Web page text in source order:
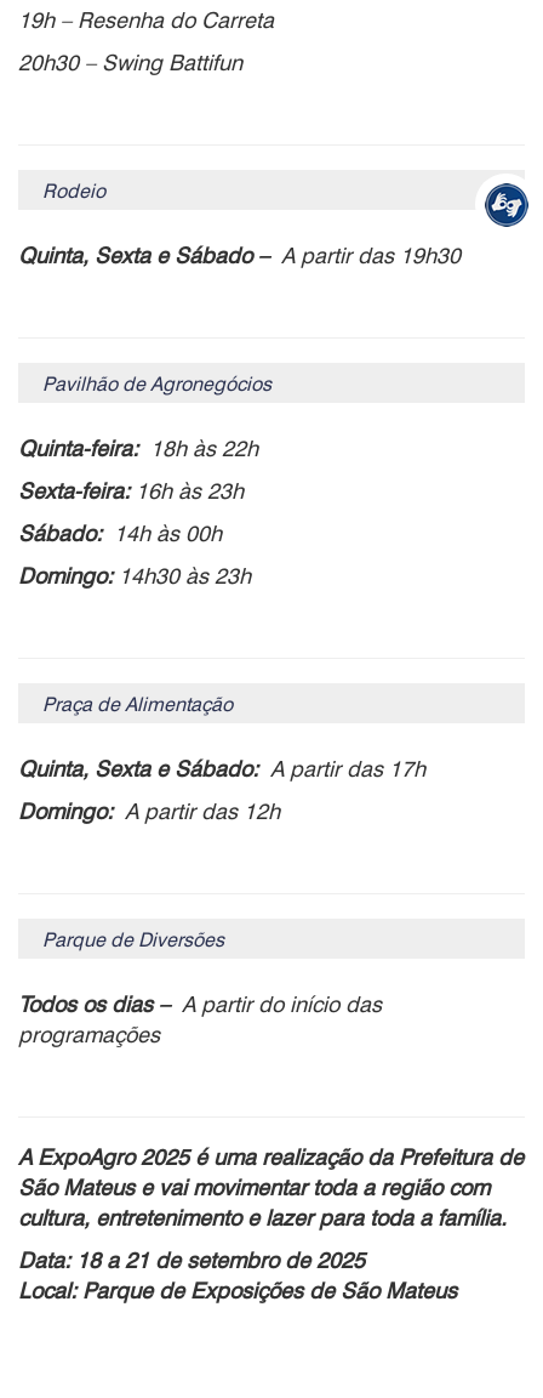
19h – Resenha do Carreta
20h30 – Swing Battifun
Rodeio
Quinta, Sexta e Sábado – A partir das 19h30
Pavilhão de Agronegócios
Quinta-feira: 18h às 22h
Sexta-feira:16h às 23h
Sábado: 14h às 00h
Domingo:14h30 às 23h
Praça de Alimentação
Quinta, Sexta e Sábado: A partir das 17h
Domingo: A partir das 12h
Parque de Diversões
Todos os dias – A partir do início das
programações
AExpoAgro 2025é uma realização da Prefeitura de
São Mateus e vai movimentar toda a região com
cultura, entretenimento e lazer para toda a família.
Data:18 a 21 de setembro de 2025
Local:Parque de Exposições de São Mateus